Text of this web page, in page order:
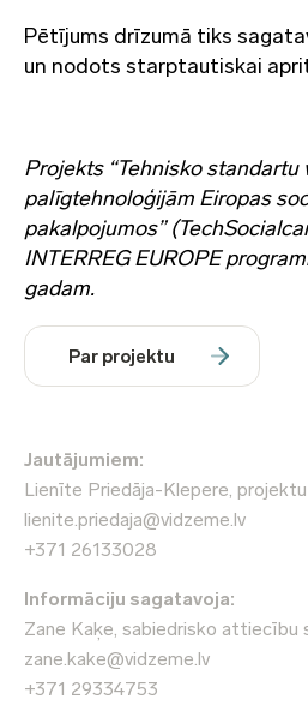
Pētījums drīzumā tiks
un nodots starptautiskai
Projekts “Tehnisko standartu
palīgtehnoloģijām Eiropas
pakalpojumos”
INTERREG EUROPE
gadam.
Par projektu
Jautājumiem:
Lienīte Priedāja-Klepere,
lienite.priedaja@vidzeme.lv
+371 26133028
Informāciju sagatavoja:
Zane Kaķe, sabiedrisko attiecību
zane.kake@vidzeme.lv
+371 29334753